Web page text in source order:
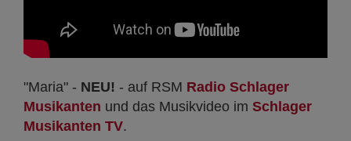
"Maria" - NEU! - auf RSM Radio Schlager
Musikanten und das Musikvideo im Schlager
Musikanten TV.